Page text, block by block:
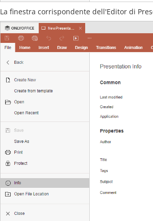
La finestra corrispondente dell'Editor di